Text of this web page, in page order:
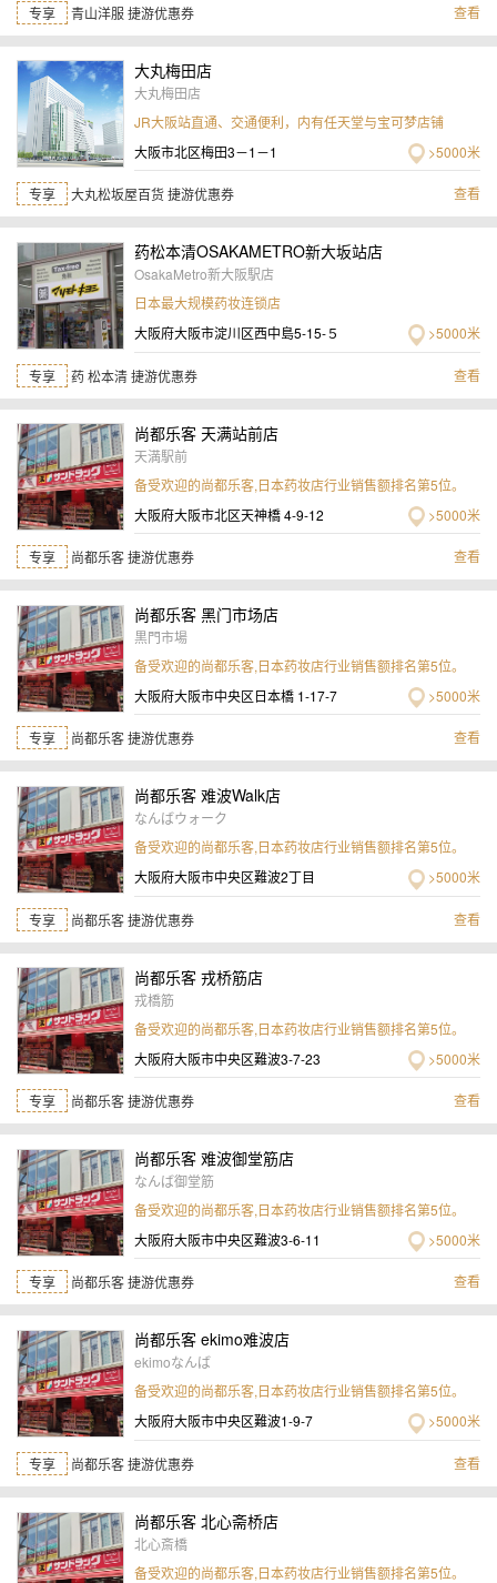
专享 青山洋服 捷游优惠券 查看
大丸梅田店
大丸梅田店
JR大阪站直通、交通便利，内有任天堂与宝可梦店铺
大阪市北区梅田3－1－1
>5000米
专享 大丸松坂屋百货 捷游优惠券 查看
药松本清OSAKAMETRO新大坂站店
OsakaMetro新大阪駅店
日本最大规模药妆连锁店
大阪府大阪市淀川区西中島5-15-５
>5000米
专享 药 松本清 捷游优惠券 查看
尚都乐客 天满站前店
天満駅前
备受欢迎的尚都乐客,日本药妆店行业销售额排名第5位。
大阪府大阪市北区天神橋 4-9-12
>5000米
专享 尚都乐客 捷游优惠券 查看
尚都乐客 黑门市场店
黒門市場
备受欢迎的尚都乐客,日本药妆店行业销售额排名第5位。
大阪府大阪市中央区日本橋 1-17-7
>5000米
专享 尚都乐客 捷游优惠券 查看
尚都乐客 难波Walk店
なんばウォーク
备受欢迎的尚都乐客,日本药妆店行业销售额排名第5位。
大阪府大阪市中央区難波2丁目
>5000米
专享 尚都乐客 捷游优惠券 查看
尚都乐客 戎桥筋店
戎橋筋
备受欢迎的尚都乐客,日本药妆店行业销售额排名第5位。
大阪府大阪市中央区難波3-7-23
>5000米
专享 尚都乐客 捷游优惠券 查看
尚都乐客 难波御堂筋店
なんば御堂筋
备受欢迎的尚都乐客,日本药妆店行业销售额排名第5位。
大阪府大阪市中央区難波3-6-11
>5000米
专享 尚都乐客 捷游优惠券 查看
尚都乐客 ekimo难波店
ekimoなんば
备受欢迎的尚都乐客,日本药妆店行业销售额排名第5位。
大阪府大阪市中央区難波1-9-7
>5000米
专享 尚都乐客 捷游优惠券 查看
尚都乐客 北心斋桥店
北心斎橋
备受欢迎的尚都乐客,日本药妆店行业销售额排名第5位。